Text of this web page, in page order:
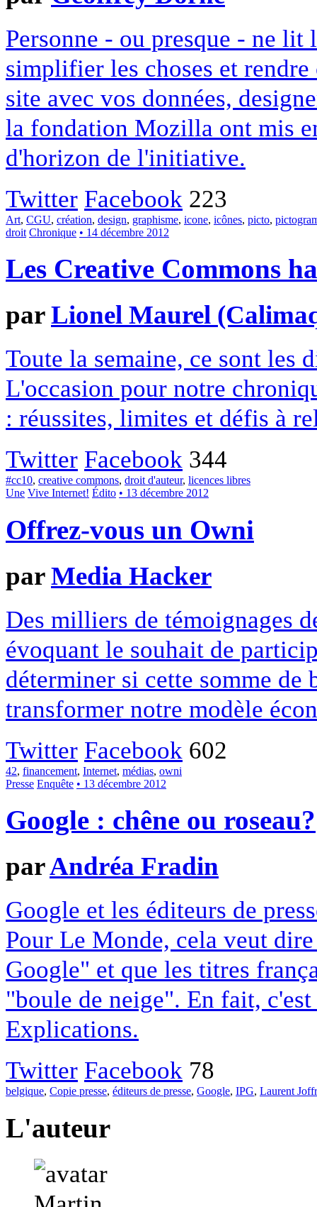
Personne - ou presque - ne
simplifier les choses et
site avec vos données,
la fondation Mozilla ont mis
d'horizon de l'initiative.
Twitter Facebook 223
Art, CGU, création, design, graphisme, icone, icônes, picto,
droit Chronique • 14 décembre 2012
Les Creative Commons
parLionel Maurel
Toute la semaine, ce sont les
L'occasion pour notre
: réussites, limites et défis à
Twitter Facebook 344
#cc10, creative commons, droit d'auteur, licences libres
Une Vive Internet! Édito • 13 décembre 2012
Offrez-vous un Owni
parMedia Hacker
Des milliers de témoignages
évoquant le souhait de
déterminer si cette somme
transformer notre modèle
Twitter Facebook 602
42, financement, Internet, médias, owni
Presse Enquête • 13 décembre 2012
Google : chêne ou roseau?
parAndréa Fradin
Google et les éditeurs de
Pour Le Monde, cela veut
Google" et que les titres
"boule de neige". En fait,
Explications.
Twitter Facebook 78
belgique, Copie presse, éditeurs de presse, Google, IPG, Laurent
L'auteur